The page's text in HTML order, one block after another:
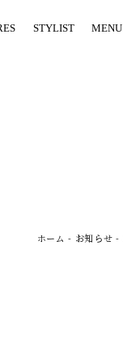
STYLIST MENU
ホーム - お知らせ -